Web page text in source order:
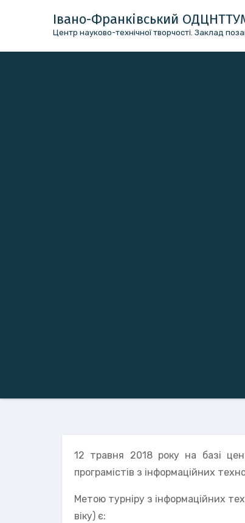
Івано-Франківський
Центр науково-технічної творчості. Заклад
12 травня 2018 року на базі
програмістів з інформаційних
Метою турніру з інформаційних
віку) є: